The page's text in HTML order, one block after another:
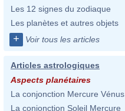
Les 12 signes du zodiaque
Les planètes et autres objets
+ Voir tous les articles
Articles astrologiques
Aspects planétaires
La conjonction Mercure Vénus
La conjonction Soleil Mercure